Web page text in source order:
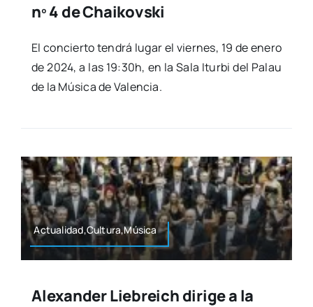
nº 4 de Chaikovski
El con­cier­to ten­drá lugar el vier­nes, 19 de enero
de 2024, a las 19:30h, en la Sala Itur­bi del Palau
de la Músi­ca de Valen­cia.
Actualidad,Cultura,Música
Alexander Liebreich dirige a la